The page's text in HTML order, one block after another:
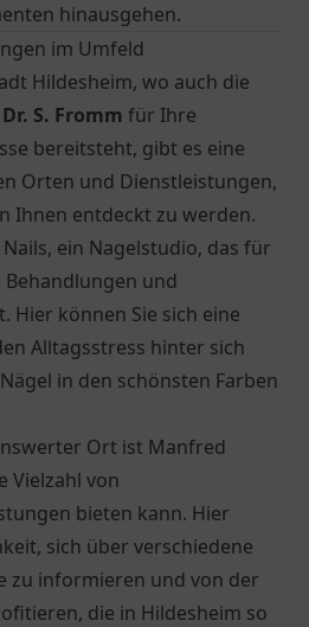
hinausgehen.
im Umfeld
Hildesheim, wo auch die
S. Fromm für Ihre
bereitsteht, gibt es eine
Orten und Dienstleistungen,
Ihnen entdeckt zu werden.
ein Nagelstudio, das für
und
Hier können Sie sich eine
Alltagsstress hinter sich
in den schönsten Farben
Ort ist Manfred
Vielzahl von
bieten kann. Hier
sich über verschiedene
zu informieren und von der
die in Hildesheim so